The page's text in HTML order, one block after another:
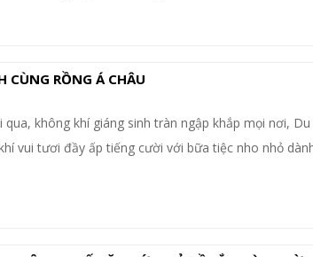
CÙNG RỒNG Á CHÂU
không khí giáng sinh tràn ngập khắp mọi nơi,
vui tươi đầy ấp tiếng cười với bữa tiệc nho nhỏ